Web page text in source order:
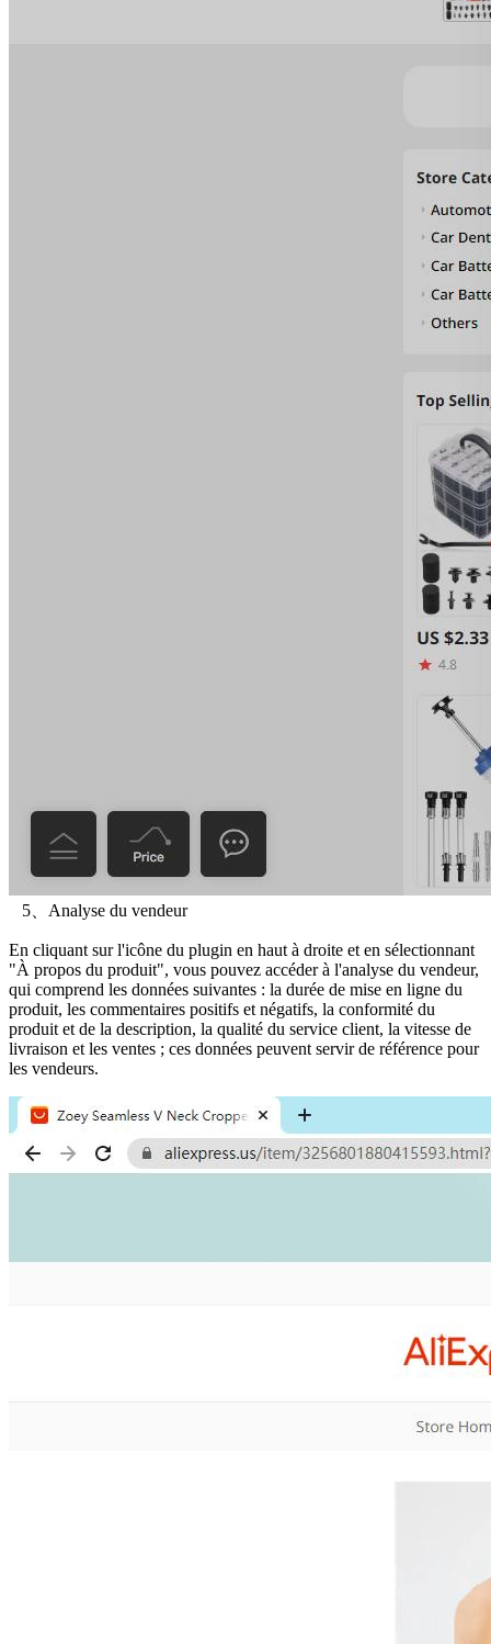
5、Analyse du vendeur
En cliquant sur l'icône du plugin en haut à droite et en sélectionnant
"À propos du produit", vous pouvez accéder à l'analyse du vendeur,
qui comprend les données suivantes : la durée de mise en ligne du
produit, les commentaires positifs et négatifs, la conformité du
produit et de la description, la qualité du service client, la vitesse de
livraison et les ventes ; ces données peuvent servir de référence pour
les vendeurs.